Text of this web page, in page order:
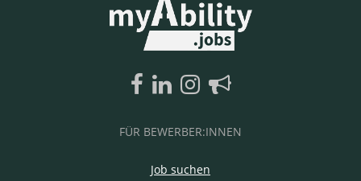
FÜR BEWERBER:INNEN
Job suchen